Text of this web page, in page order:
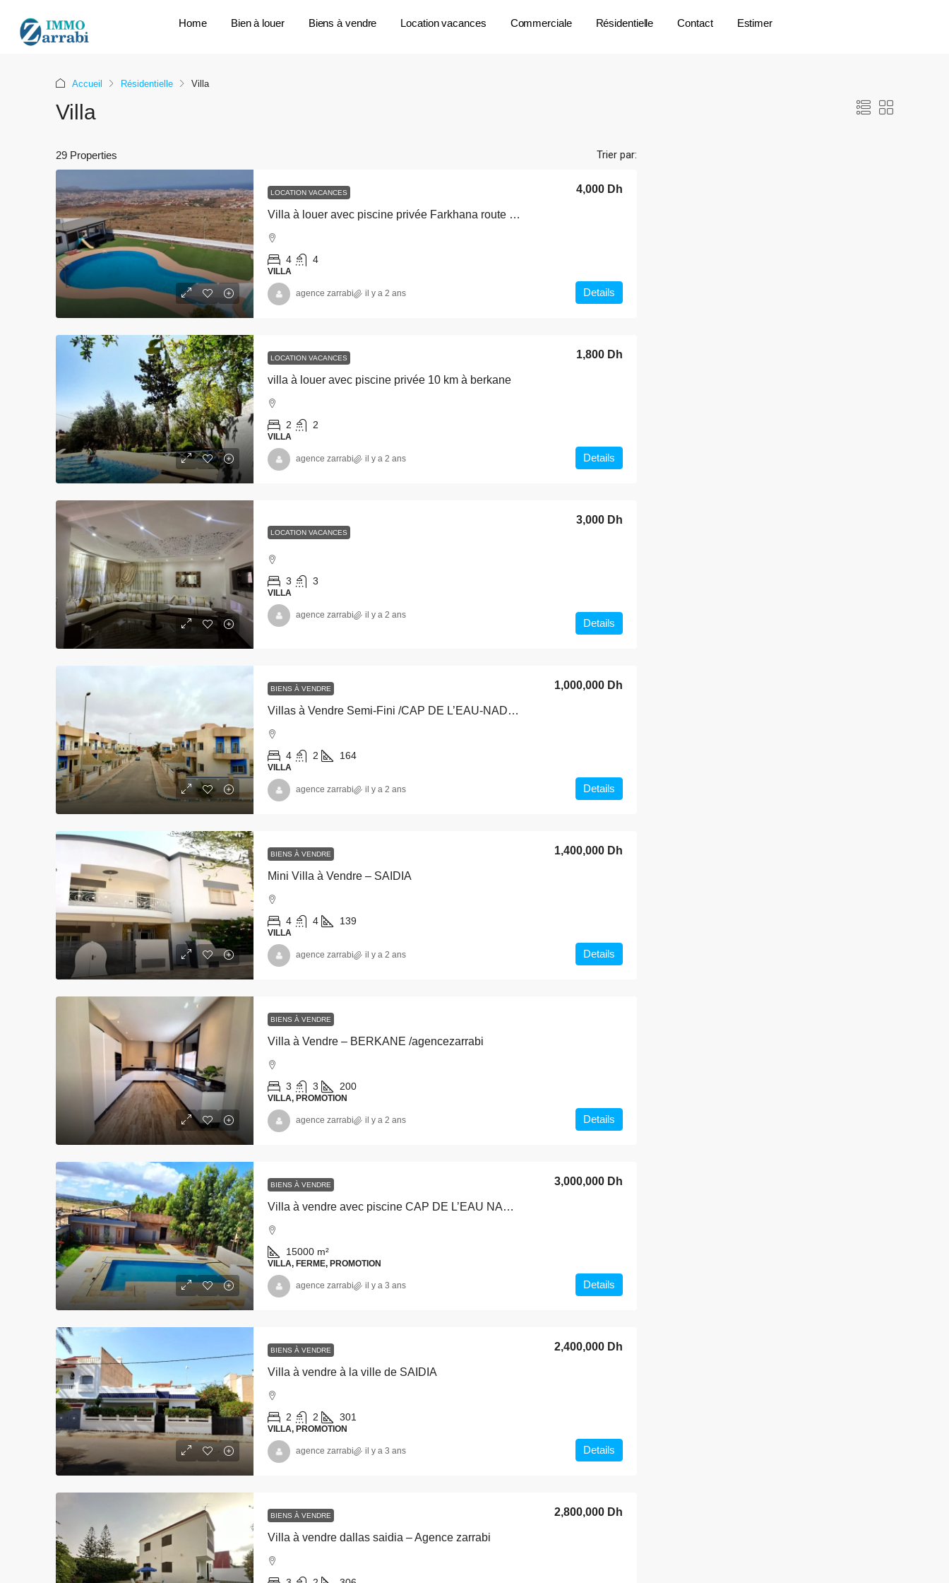
Home Bien à louer Biens à vendre Location vacances Commerciale Résidentielle Contact Estimer
Accueil Résidentielle Villa
Villa
29 Properties Trier par:
LOCATION VACANCES
Villa à louer avec piscine privée Farkhana route gourgou nador location vacances
4,000 Dh
4 4
VILLA
Details
agence zarrabi il y a 2 ans
LOCATION VACANCES
villa à louer avec piscine privée 10 km à berkane
1,800 Dh
2 2
VILLA
Details
agence zarrabi il y a 2 ans
LOCATION VACANCES
3,000 Dh
3 3
VILLA
Details
agence zarrabi il y a 2 ans
BIENS À VENDRE
Villas à Vendre Semi-Fini /CAP DE L’EAU-NADOR
1,000,000 Dh
4 2 164
VILLA
Details
agence zarrabi il y a 2 ans
BIENS À VENDRE
Mini Villa à Vendre – SAIDIA
1,400,000 Dh
4 4 139
VILLA
Details
agence zarrabi il y a 2 ans
BIENS À VENDRE
Villa à Vendre – BERKANE /agencezarrabi
3 3 200
VILLA, PROMOTION
Details
agence zarrabi il y a 2 ans
BIENS À VENDRE
Villa à vendre avec piscine CAP DE L’EAU NADOR
3,000,000 Dh
15000 m²
VILLA, FERME, PROMOTION
Details
agence zarrabi il y a 3 ans
BIENS À VENDRE
Villa à vendre à la ville de SAIDIA
2,400,000 Dh
2 2 301
VILLA, PROMOTION
Details
agence zarrabi il y a 3 ans
BIENS À VENDRE
Villa à vendre dallas saidia – Agence zarrabi
2,800,000 Dh